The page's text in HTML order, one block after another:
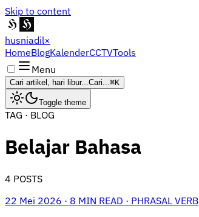
Skip to content
husniadil×
HomeBlogKalenderCCTVTools
Menu
Cari artikel, hari libur...Cari...⌘K
Toggle theme
TAG · BLOG
Belajar Bahasa
4 POSTS
22 Mei 2026 · 8 MIN READ · PHRASAL VERB